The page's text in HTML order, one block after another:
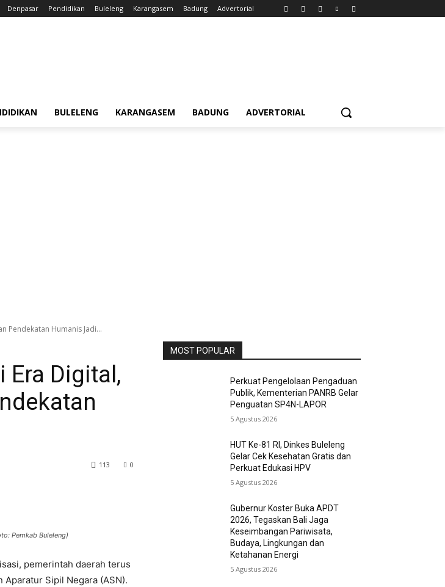
Denpasar Pendidikan Buleleng Karangasem Badung Advertorial
BULELENG KARANGASEM BADUNG ADVERTORIAL
Pendekatan Humanis Jadi...
Digital,
0
113
Pemkab Buleleng)
pemerintah daerah terus
Sipil Negara (ASN).
MOST POPULAR
Perkuat Pengelolaan Pengaduan
Publik, Kementerian PANRB Gelar
Penguatan SP4N-LAPOR
5 Agustus 2026
HUT Ke-81 RI, Dinkes Buleleng
Gelar Cek Kesehatan Gratis dan
Perkuat Edukasi HPV
5 Agustus 2026
Gubernur Koster Buka APDT
2026, Tegaskan Bali Jaga
Keseimbangan Pariwisata,
Budaya, Lingkungan dan
Ketahanan Energi
5 Agustus 2026